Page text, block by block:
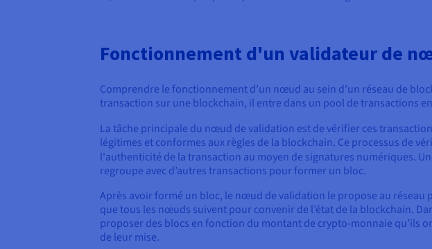
Fonctionnement d'un validateur de
Comprendre le fonctionnement d’un nœud au sein d’un réseau de
transaction sur une blockchain, il entre dans un pool de transactions
La tâche principale du nœud de validation est de vérifier ces
légitimes et conformes aux règles de la blockchain. Ce processus de
l'authenticité de la transaction au moyen de signatures numériques.
regroupe avec d’autres transactions pour former un bloc.
Après avoir formé un bloc, le nœud de validation le propose au réseau
que tous les nœuds suivent pour convenir de l’état de la blockchain.
proposer des blocs en fonction du montant de crypto-monnaie qu’ils
de leur mise.